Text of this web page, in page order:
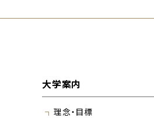
大学案内
理念・目標